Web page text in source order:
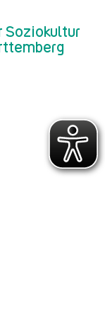
Soziokultur